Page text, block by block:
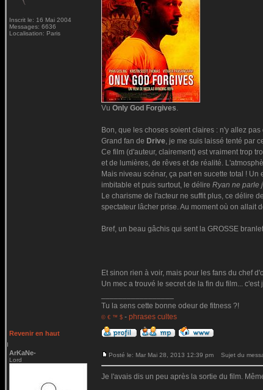
Inscrit le: 16 Mai 2004
Messages: 6636
Localisation: Paris
Vu Only God Forgives.
Bon, que les choses soient claires : n'y allez pas
Grand fan de Drive, je me suis laissé tenté par
Ce film (d'auteur, clairement) est vraiment trop
et de lumières, de rêves et de réalité.
Mais niveau scénar, ça part en sucette total !
imbitable et puis surtout, le délire Ryan ne parle
Le charisme de l'acteur ne suffit plus, ce délire
spectateur lâcher prise. Au moment où on allait
Bref, un beau gâchis qui sent la GROSSE
Et sinon rien à voir, mais pour les fans du chef
Un mec a trouvé le secret de la fin du film... c'est
Tu la sens cette bonne odeur de fitness ?!
© € ™ $ - phrases cultes
Revenir en haut
ArKaNe-
Lord
Posté le: Mar Mai 28, 2013 12:39 pm Sujet du
Je l'avais dis un peu après la sortie du film.